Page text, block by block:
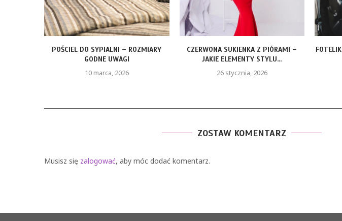
CZERWONA SUKIENKA Z PIÓRAMI –
JAKIE ELEMENTY STYLU...
26 stycznia, 2026
FOTELIK Z BAZĄ OBROTOWĄ – WYBÓR,
KTÓRY UŁATWI...
9 lipca, 2025
ZOSTAW KOMENTARZ
Musisz się zalogować, aby móc dodać komentarz.